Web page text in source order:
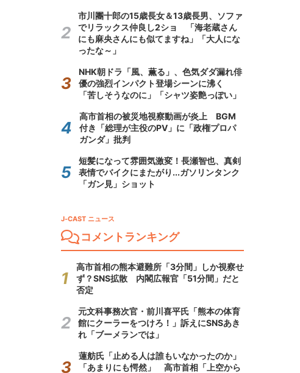
市川團十郎の15歳長女＆13歳長男、ソファ
でリラックス仲良し2ショ 「海老蔵さん
にも麻央さんにも似てますね」「大人にな
ったな～」
NHK朝ドラ「風、薫る」、色気ダダ漏れ俳
優の強烈インパクト登場シーンに沸く
「苦しそうなのに」「シャツ姿艶っぽい」
高市首相の被災地視察動画が炎上 BGM
付き「総理が主役のPV」に「政権プロパ
ガンダ」批判
短髪になって雰囲気激変！長瀬智也、真剣
表情でバイクにまたがり...ガソリンタンク
「ガン見」ショット
J-CAST ニュース
コメントランキング
高市首相の熊本避難所「3分間」しか視察せ
ず？SNS拡散 内閣広報官「51分間」だと
否定
元文科事務次官・前川喜平氏「熊本の体育
館にクーラーをつけろ！」訴えにSNSあき
れ「ブーメランでは」
蓮舫氏「止める人は誰もいなかったのか」
「あまりにも愕然」 高市首相「上空から